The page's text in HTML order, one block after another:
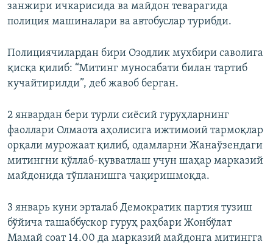
занжири ичкарисида ва майдон теварагида
полиция машиналари ва автобуслар турибди.
Полициячилардан бири Озодлик мухбири саволига
қисқа қилиб: “Митинг муносабати билан тартиб
кучайтирилди”, деб жавоб берган.
2 январдан бери турли сиёсий гуруҳларнинг
фаоллари Олмаота аҳолисига ижтимоий тармоқлар
орқали мурожаат қилиб, одамларни Жанаўзендаги
митингни қўллаб-қувватлаш учун шаҳар марказий
майдонида тўпланишга чақиришмоқда.
3 январь куни эрталаб Демократик партия тузиш
бўйича ташаббускор гуруҳ раҳбари Жонбўлат
Мамай соат 14.00 да марказий майдонга митингга